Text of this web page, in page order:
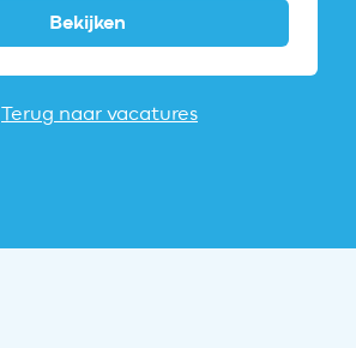
Bekijken
Terug naar vacatures